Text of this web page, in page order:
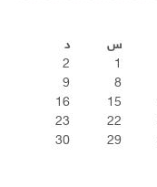
س
د
1
2
8
9
15
16
22
23
29
30